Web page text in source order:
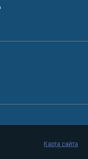
Карта сайта